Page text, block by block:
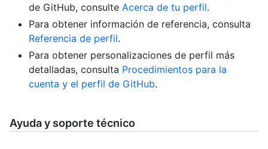
de GitHub, consulte Acerca de tu perfil.
Para obtener información de referencia, consulta
Referencia de perfil.
Para obtener personalizaciones de perfil más
detalladas, consulta Procedimientos para la
cuenta y el perfil de GitHub.
Ayuda y soporte técnico